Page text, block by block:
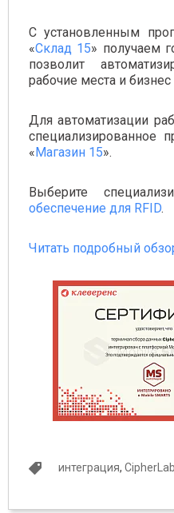
С установленным
«Склад 15» получаем
позволит
рабочие места и
Для автоматизации
специализированное
«Магазин 15».
Выберите
обеспечение для RFID.
Читать подробный
интеграция, CipherLab